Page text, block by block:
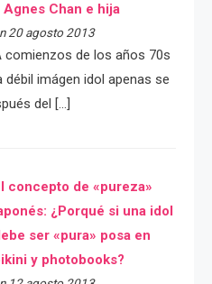
Agnes Chan e hija
20 agosto 2013
comienzos de los años 70s
débil imágen idol apenas se
del […]
concepto de «pureza»
¿Porqué si una idol
ser «pura» posa en
y photobooks?